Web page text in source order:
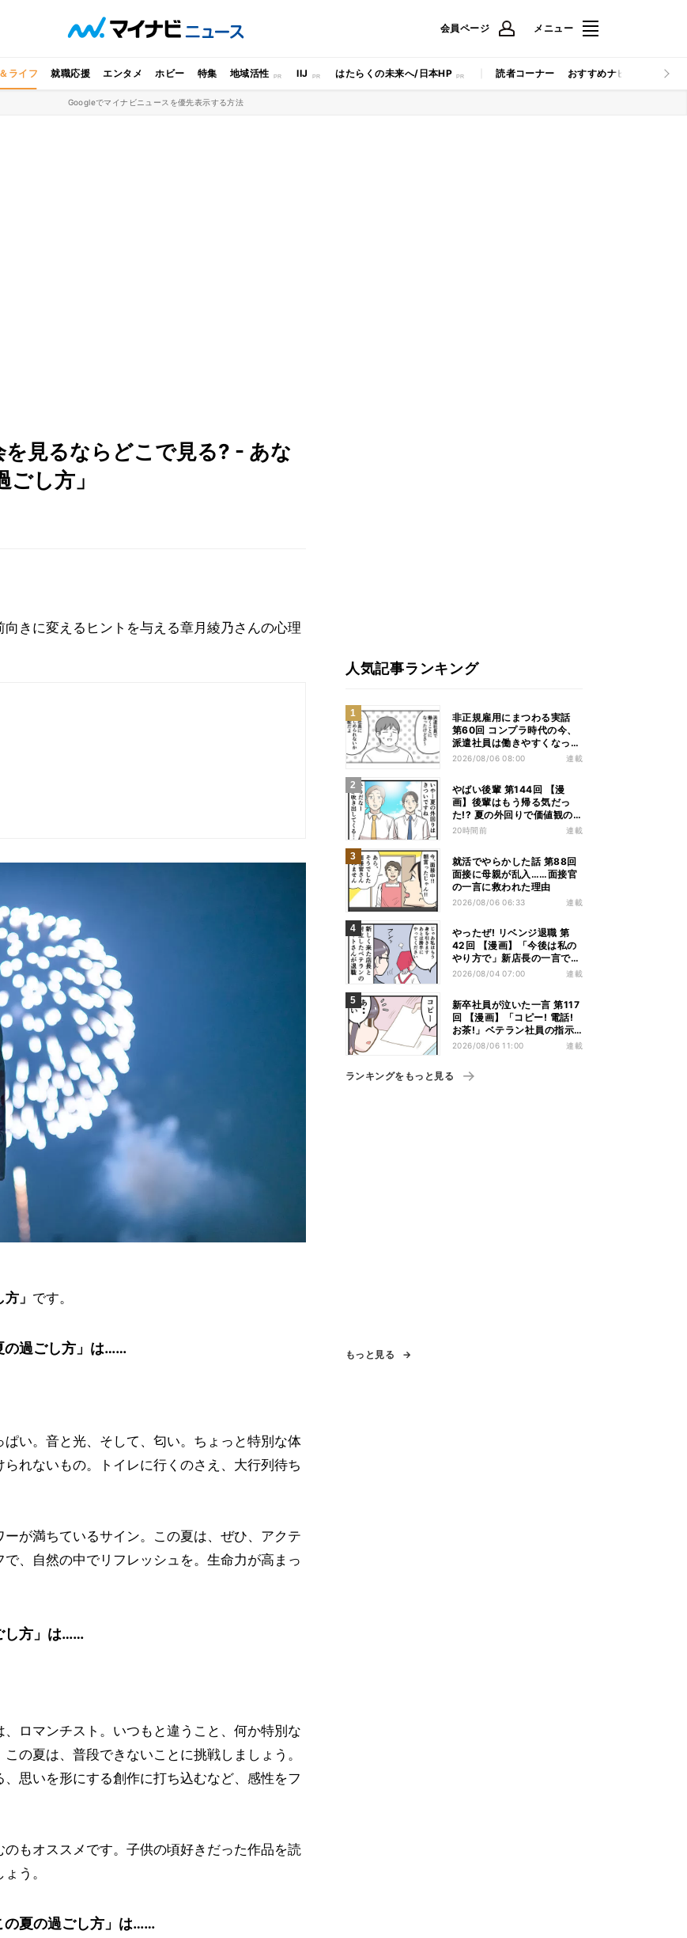
会員ページ メニュー
ライフ 就職応援 エンタメ ホビー 特集 地域活性 IIJ はたらくの未来へ/日本HP 読者コーナー おすすめナビ マイナビ
Googleでマイナビニュースを優先表示する方法
を見るならどこで見る? - あな
し方」
きに変えるヒントを与える章月綾乃さんの心理
」 です。
の過ごし方」は……
い。音と光、そして、匂い。ちょっと特別な体
れないもの。トイレに行くのさえ、大行列待ち
が満ちているサイン。この夏は、ぜひ、アクテ
、自然の中でリフレッシュを。生命力が高まっ
し方」は……
ロマンチスト。いつもと違うこと、何か特別な
の夏は、普段できないことに挑戦しましょう。
思いを形にする創作に打ち込むなど、感性をフ
もオススメです。子供の頃好きだった作品を読
う。
の夏の過ごし方」は……
人気記事ランキング
非正規雇用にまつわる実話
第60回 コンプラ時代の今、
派遣社員は働きやすくなっ
た?
2026/08/06 08:00 連載
やばい後輩 第144回 【漫
画】後輩はもう帰る気だっ
た!? 夏の外回りで価値観の
違いを実感
20時間前 連載
就活でやらかした話 第88回
面接に母親が乱入……面接官
の一言に救われた理由
2026/08/06 06:33 連載
やったぜ! リベンジ退職 第
42回 【漫画】「今後は私の
やり方で」新店長の一言でベ
テラン退職→崩壊した現場
2026/08/04 07:00 連載
新卒社員が泣いた一言 第117
回 【漫画】「コピー! 電話!
お茶!」ベテラン社員の指示
が“単語だけ”だった
2026/08/06 11:00 連載
ランキングをもっと見る
もっと見る